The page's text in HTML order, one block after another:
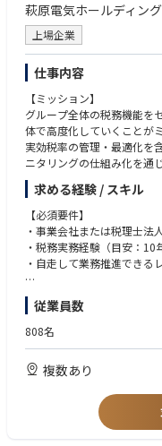
＜その他＞
・完全週休二日（土日休）
・住宅手当・家族手当あり
萩原電気ホールディン
上場企業
仕事内容
【ミッション】
グループ全体の税務機能を
体で高度化していくことが
実効税率の管理・最適化を
ニタリングの仕組み化を通
ます。属人化した税務業務
ェッショナルとして活躍いた
以下の業務をお任せ致しま
【業務内容】
・税務業務全般（主に国際
・移転価格税制対応
・BEPS対応（Pillar2含む）
└ 検討・実務推進・ドキュ
・グローバルミニマム課税対
・ 税務調査対応
【プロジェクト領域】
・M&A（DD・PMI・組織再
求める経験 / スキル
【必須要件】
・事業会社または税理士法
・税務実務経験（目安：10
・自走して業務推進できる
【歓迎要件】
・国際税務（特に移転価格
・英語資料の取り扱い経験
・BEPS対応の知識・実務経
・国内外税務調査対応経験
・組織再編・M&A税務対応
従業員数
808名
複数あり